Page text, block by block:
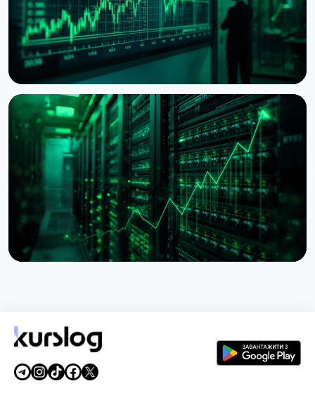
НОВИНА
BitMine наблизилася до 5% пропозиції Ethereum,
резерв сягнув $11,8 млрд
28 липня 2026 р. 5 хв читання
27 липня 2026 р.3 хв читання